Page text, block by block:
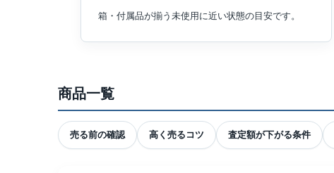
箱・付属品が揃う未使用に近い状態の目安です。
商品一覧
売る前の確認 高く売るコツ 査定額が下がる条件